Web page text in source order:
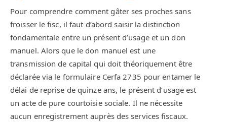
Pour comprendre comment gâter ses proches sans
froisser le fisc, il faut d’abord saisir la distinction
fondamentale entre un présent d’usage et un don
manuel. Alors que le don manuel est une
transmission de capital qui doit théoriquement être
déclarée via le formulaire Cerfa 2735 pour entamer le
délai de reprise de quinze ans, le présent d’usage est
un acte de pure courtoisie sociale. Il ne nécessite
aucun enregistrement auprès des services fiscaux.